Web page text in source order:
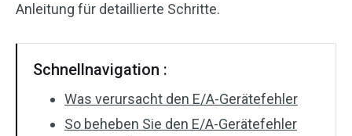
Anleitung für detaillierte Schritte.
Schnellnavigation :
Was verursacht den E/A-Gerätefehler
So beheben Sie den E/A-Gerätefehler